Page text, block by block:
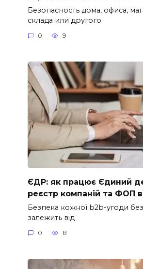
Безопасность дома, офиса,
склада или другого
0 9
ЄДР: як працює Єдиний
реєстр компаній та ФОП в
Безпека кожної b2b-угоди
залежить від
0 8